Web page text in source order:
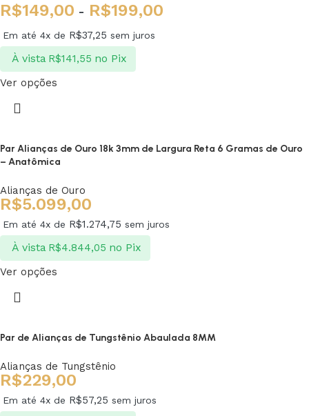
R$149,00 - R$199,00
Em até 4x de R$37,25 sem juros
À vista R$141,55 no Pix
Ver opções
Par Alianças de Ouro 18k 3mm de Largura Reta 6 Gramas de Ouro
– Anatômica
Alianças de Ouro
R$5.099,00
Em até 4x de R$1.274,75 sem juros
À vista R$4.844,05 no Pix
Ver opções
Par de Alianças de Tungstênio Abaulada 8MM
Alianças de Tungstênio
R$229,00
Em até 4x de R$57,25 sem juros